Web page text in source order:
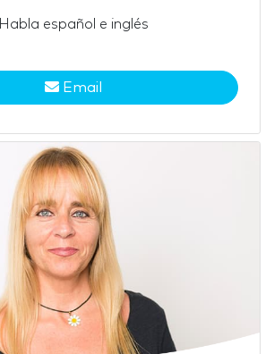
Habla español e inglés
Email